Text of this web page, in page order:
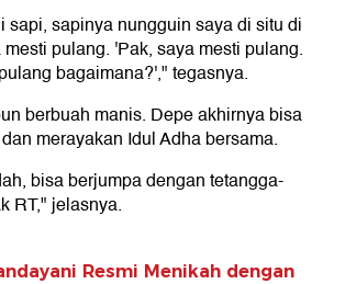
sapi, sapinya nungguin saya di situ di
pulang. 'Pak, saya mesti pulang.
bagaimana?'," tegasnya.
berbuah manis. Depe akhirnya bisa
merayakan Idul Adha bersama.
bisa berjumpa dengan tetangga-
RT," jelasnya.
Resmi Menikah dengan